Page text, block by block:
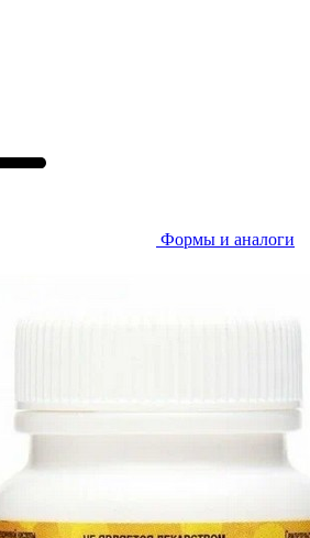
Формы и аналоги